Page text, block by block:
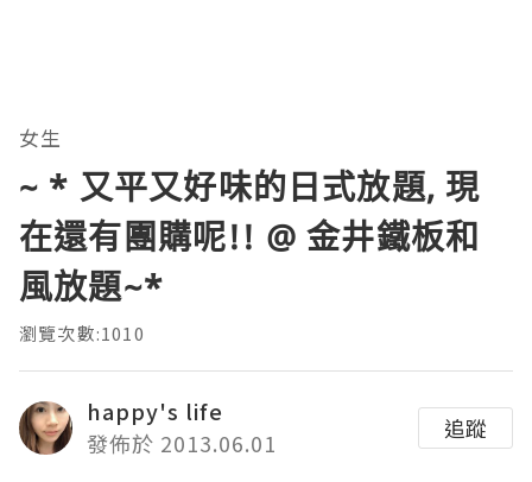
女生
~ * 又平又好味的日式放題, 現
在還有團購呢!! @ 金井鐵板和
風放題~*
瀏覽次數:1010
happy's life
發佈於 2013.06.01
追蹤